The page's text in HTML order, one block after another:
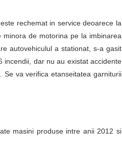
rechemat in service deoarece la
de motorina pe la imbinarea
autovehiculul a stationat, s-a gasit
incendii, dar nu au existat accidente
va verifica etanseitatea garniturii
masini produse intre anii 2012 si